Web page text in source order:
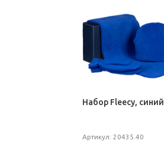
Набор Fleecy, синий
Артикул: 20435.40